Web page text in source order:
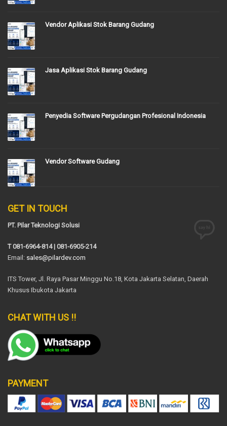
Vendor Aplikasi Stok Barang Gudang
Jasa Aplikasi Stok Barang Gudang
Penyedia Software Pergudangan Profesional Indonesia
Vendor Software Gudang
GET IN TOUCH
PT. Pilar Teknologi Solusi
T 081-6964-814 | 081-6905-214
Email: sales@pilardev.com
ITS Tower, Jl. Raya Pasar Minggu No.18, Kota Jakarta Selatan, Daerah
Khusus Ibukota Jakarta
CHAT WITH US !!
PAYMENT